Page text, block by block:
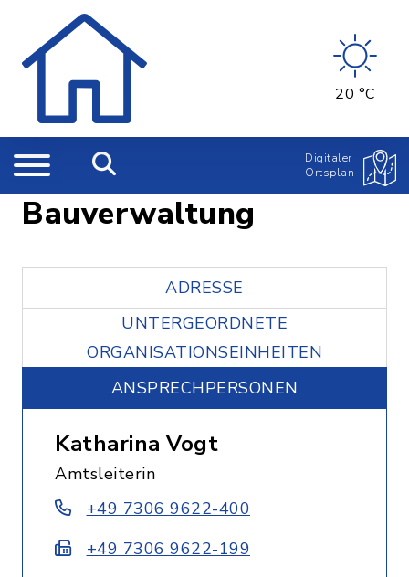
20 °C
Digitaler
Ortsplan
Bauverwaltung
ADRESSE
UNTERGEORDNETE
ORGANISATIONSEINHEITEN
ANSPRECHPERSONEN
Katharina Vogt
Amtsleiterin
+49 7306 9622-400
+49 7306 9622-199